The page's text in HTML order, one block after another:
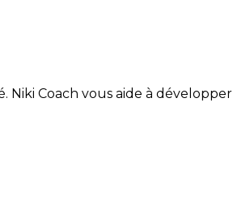
Niki Coach vous aide à